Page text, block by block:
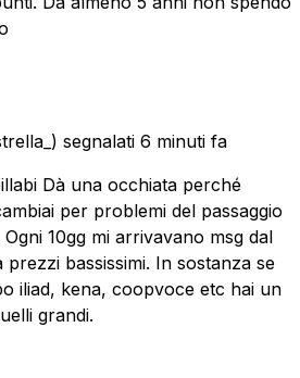
segnalati 6 minuti fa
Dà una occhiata perché
per problemi del passaggio
10gg mi arrivavano msg dal
bassissimi. In sostanza se
iliad, kena, coopvoce etc hai un
grandi.